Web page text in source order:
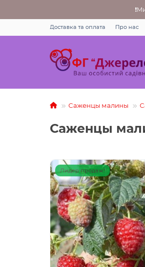
Доставка та оплата Про нас
Саженцы малины
Саженцы
Лидер продаж!